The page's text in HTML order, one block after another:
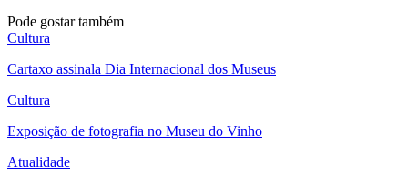
Pode gostar também
Cultura
Cartaxo assinala Dia Internacional dos Museus
Cultura
Exposição de fotografia no Museu do Vinho
Atualidade